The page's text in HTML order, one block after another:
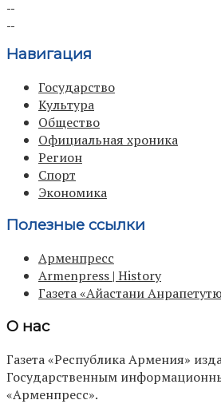
Навигация
Государство
Культура
Общество
Официальная хроника
Регион
Спорт
Экономика
Полезные ссылки
Арменпресс
Armenpress | History
Газета «Айастани
О нас
Газета «Республика Армения»
Государственным
«Арменпресс».